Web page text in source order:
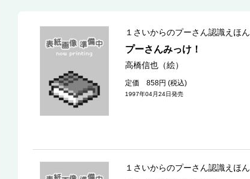
１さいからのプーさん認識えほん
プーさんみっけ！
高橋信也（絵）
定価 858円 (税込)
1997年04月24日発売
１さいからのプーさん認識えほん